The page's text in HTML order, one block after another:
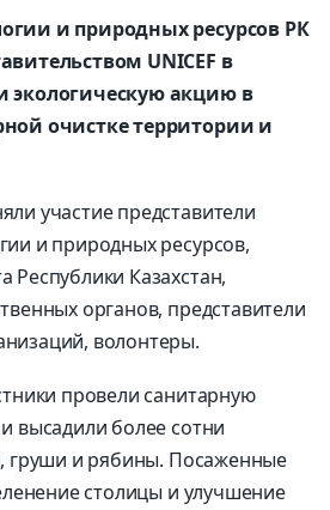
и природных ресурсов РК
UNICEF в
экологическую акцию в
очистке территории и
участие представители
и природных ресурсов,
Республики Казахстан,
органов, представители
волонтеры.
провели санитарную
высадили более сотни
груши и рябины. Посаженные
столицы и улучшение